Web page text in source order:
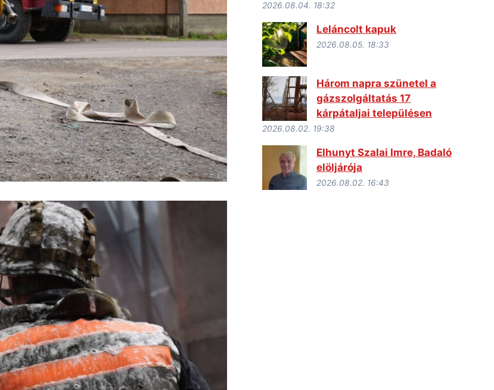
2026.08.04. 18:32
Leláncolt kapuk
2026.08.05. 18:33
Három napra szünetel a
gázszolgáltatás 17
kárpátaljai településen
2026.08.02. 19:38
Elhunyt Szalai Imre, Badaló
elöljárója
2026.08.02. 16:43